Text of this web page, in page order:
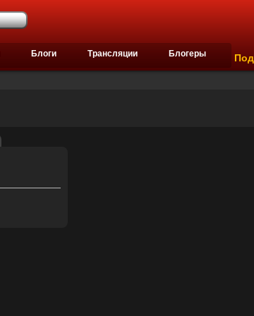
Блоги Трансляции Блогеры